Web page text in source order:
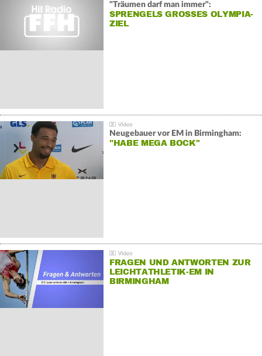
"Träumen darf man immer":
SPRENGELS GROSSES OLYMPIA-Z
IEL
Neugebauer vor EM in Birmingham:
"HABE MEGA BOCK"
FRAGEN UND ANTWORTEN ZUR
LEICHTATHLETIK-EM IN
BIRMINGHAM